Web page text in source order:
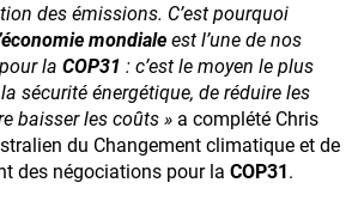
des émissions. C’est pourquoi
mondiale est l’une de nos
la COP31 : c’est le moyen le plus
sécurité énergétique, de réduire les
baisser les coûts » a complété Chris
du Changement climatique et de
des négociations pour la COP31.
Accéder au site